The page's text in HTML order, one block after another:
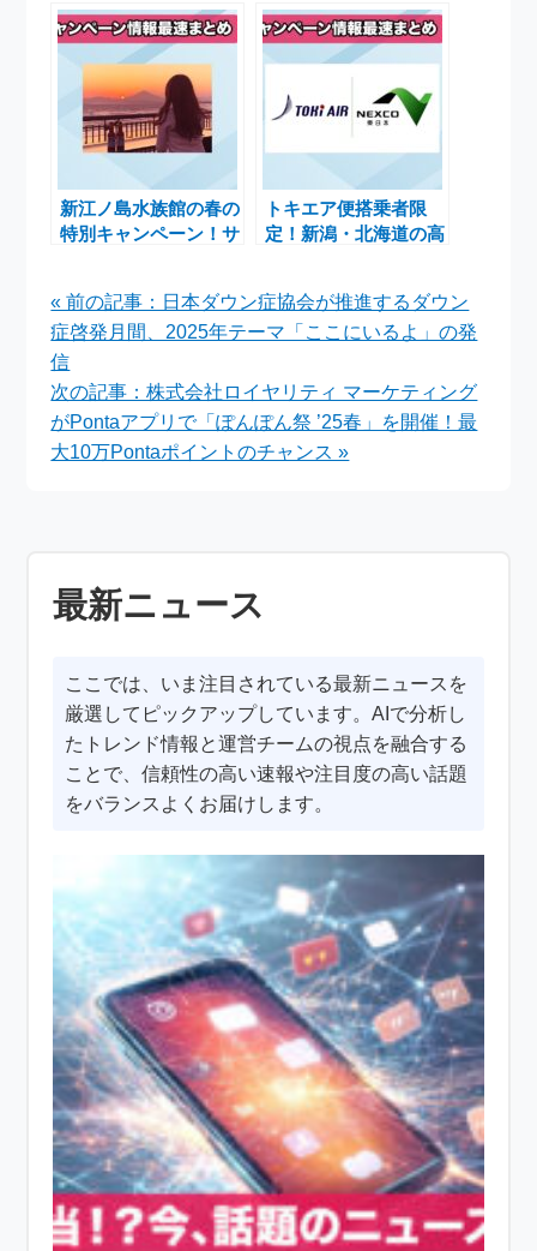
に起用し、特典も充実
ェアを開催！特典も充
新江ノ島水族館の春の
特別キャンペーン！サ
時間
トキエア便搭乗者限
定！新潟・北海道の高
« 前の記事：日本ダウン症協会が推進するダウン
症啓発月間、2025年テーマ「ここにいるよ」の発
信
次の記事：株式会社ロイヤリティ マーケティング
がPontaアプリで「ぽんぽん祭 ’25春」を開催！最
大10万Pontaポイントのチャンス »
最新ニュース
ここでは、いま注目されている最新ニュースを
厳選してピックアップしています。AIで分析し
たトレンド情報と運営チームの視点を融合する
ことで、信頼性の高い速報や注目度の高い話題
をバランスよくお届けします。